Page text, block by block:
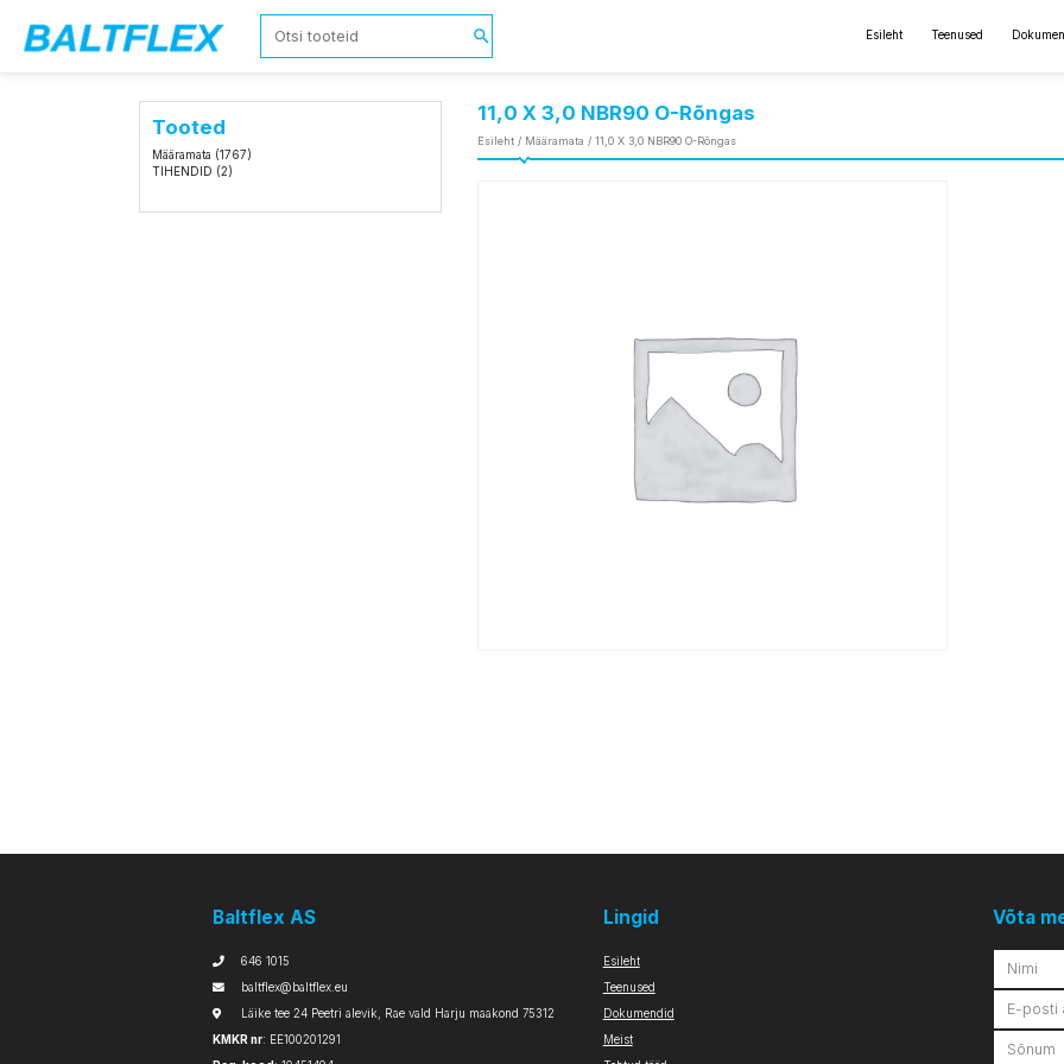
Esileht Teenused
Tooted
Määramata (1767)
TIHENDID (2)
11,0 X 3,0 NBR90 O-Rõngas
Esileht / Määramata / 11,0 X 3,0 NBR90 O-Rõngas
Baltflex AS
646 1015
baltflex@baltflex.eu
Läike tee 24 Peetri alevik, Rae vald Harju maakond 75312
KMKR nr: EE100201291
Lingid
Esileht
Teenused
Dokumendid
Meist
Võta